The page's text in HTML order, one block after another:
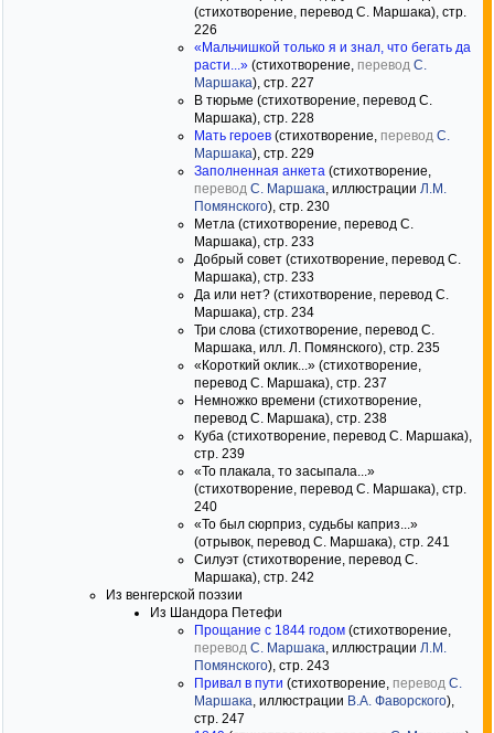
(стихотворение, перевод С. Маршака), стр.
226
«Мальчишкой только я и знал, что бегать да
расти...» (стихотворение, перевод С.
Маршака), стр. 227
В тюрьме (стихотворение, перевод С.
Маршака), стр. 228
Мать героев (стихотворение, перевод С.
Маршака), стр. 229
Заполненная анкета (стихотворение,
перевод С. Маршака , иллюстрации Л.М.
Помянского), стр. 230
Метла (стихотворение, перевод С.
Маршака), стр. 233
Добрый совет (стихотворение, перевод С.
Маршака), стр. 233
Да или нет? (стихотворение, перевод С.
Маршака), стр. 234
Три слова (стихотворение, перевод С.
Маршака, илл. Л. Помянского), стр. 235
«Короткий оклик...» (стихотворение,
перевод С. Маршака), стр. 237
Немножко времени (стихотворение,
перевод С. Маршака), стр. 238
Куба (стихотворение, перевод С. Маршака),
стр. 239
«То плакала, то засыпала...»
(стихотворение, перевод С. Маршака), стр.
240
«То был сюрприз, судьбы каприз...»
(отрывок, перевод С. Маршака), стр. 241
Силуэт (стихотворение, перевод С.
Маршака), стр. 242
Из венгерской поэзии
Из Шандора Петефи
Прощание с 1844 годом (стихотворение,
перевод С. Маршака , иллюстрации Л.М.
Помянского), стр. 243
Привал в пути (стихотворение, перевод С.
Маршака , иллюстрации В.А. Фаворского),
стр. 247